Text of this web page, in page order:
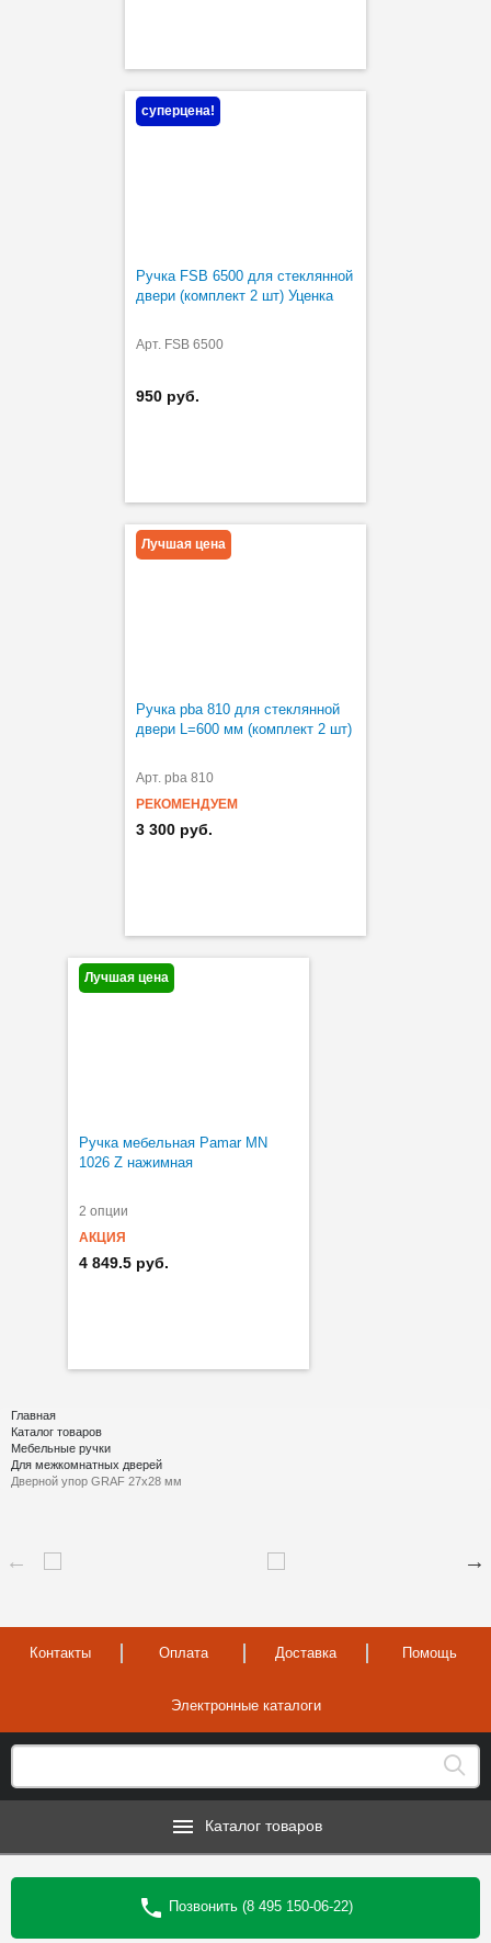
суперцена!
Ручка FSB 6500 для стеклянной
двери (комплект 2 шт) Уценка
Арт. FSB 6500
950 руб.
Лучшая цена
Ручка pba 810 для стеклянной
двери L=600 мм (комплект 2 шт)
Арт. pba 810
РЕКОМЕНДУЕМ
3 300 руб.
Лучшая цена
Ручка мебельная Pamar MN
1026 Z нажимная
2 опции
АКЦИЯ
4 849.5 руб.
Главная
Каталог товаров
Мебельные ручки
Для межкомнатных дверей
Дверной упор GRAF 27х28 мм
Контакты Оплата Доставка Помощь
Электронные каталоги
Каталог товаров
Позвонить (8 495 150-06-22)